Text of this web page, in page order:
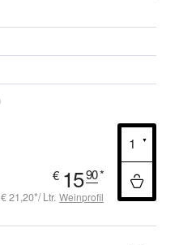
€ 1590*
€ 21,20*/ Ltr. Weinprofil